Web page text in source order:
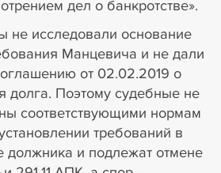
дел о банкротстве».
не исследовали основание
Манцевича и не дали
от 02.02.2019 о
долга. Поэтому судебные не
соответствующими нормам
требований в
должника и подлежат отмене